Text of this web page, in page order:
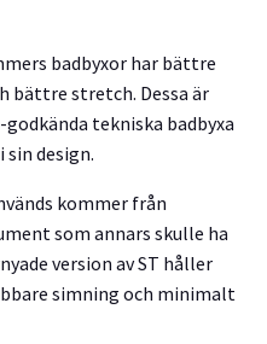
badbyxor har bättre
bättre stretch. Dessa är
tekniska badbyxa
design.
kommer från
som annars skulle ha
version av ST håller
simning och minimalt